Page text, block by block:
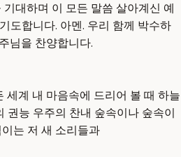
대하며 이 모든 말씀 살아계신 예
도합니다. 아멘. 우리 함께 박수하
님을 찬양합니다.
세계 내 마음속에 드리어 볼 때 하늘
권능 우주의 찬내 숲속이나 숲속이
는 저 새 소리들과